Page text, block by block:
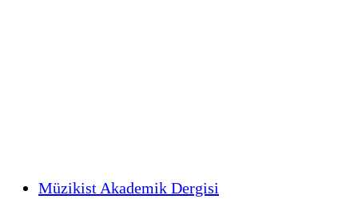
Müzikist Akademik Dergisi